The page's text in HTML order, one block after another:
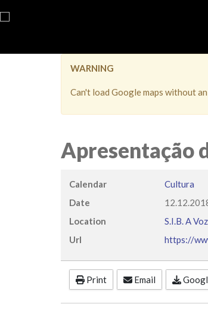
WARNING
Can't load Google maps without
Apresentação
Calendar
Cultura
Date
Location
S.I.B. A
Url
https://
Print Email